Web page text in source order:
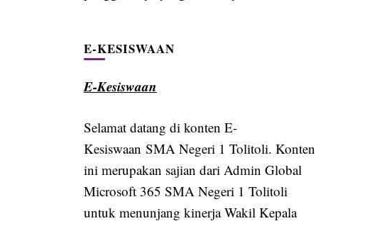
E-KESISWAAN
E-Kesiswaan
Selamat datang di konten E-
Kesiswaan SMA Negeri 1 Tolitoli. Konten
ini merupakan sajian dari Admin Global
Microsoft 365 SMA Negeri 1 Tolitoli
untuk menunjang kinerja Wakil Kepala